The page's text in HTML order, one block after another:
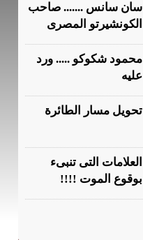
سان سانس ....... صاحب
الكونشيرتو المصرى
محمود شكوكو ..... ورد
عليه
تحويل مسار الطائرة
العلامات التى تنبىء
بوقوع الموت !!!!